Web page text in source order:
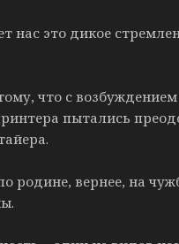
нас это дикое
что с
пытались
родине, вернее, на